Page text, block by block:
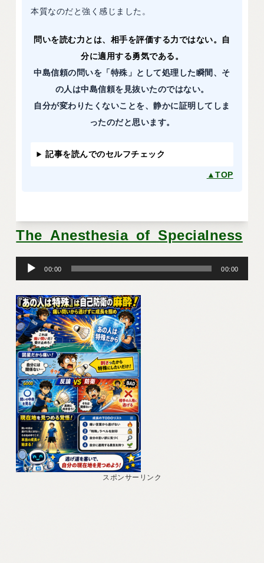
本質なのだと強く感じました。
問いを読む力とは、相手を評価する力ではない。自
分に適用する勇気である。
中島信頼の問いを「特殊」として処理した瞬間、そ
の人は中島信頼を見抜いたのではない。
自分が変わりたくないことを、静かに証明してしま
ったのだと思います。
記事を読んでのセルフチェック
▲TOP
The_Anesthesia_of_Specialness
音
プ
ー
ヤ
ー
00:00 00:00
スポンサーリンク